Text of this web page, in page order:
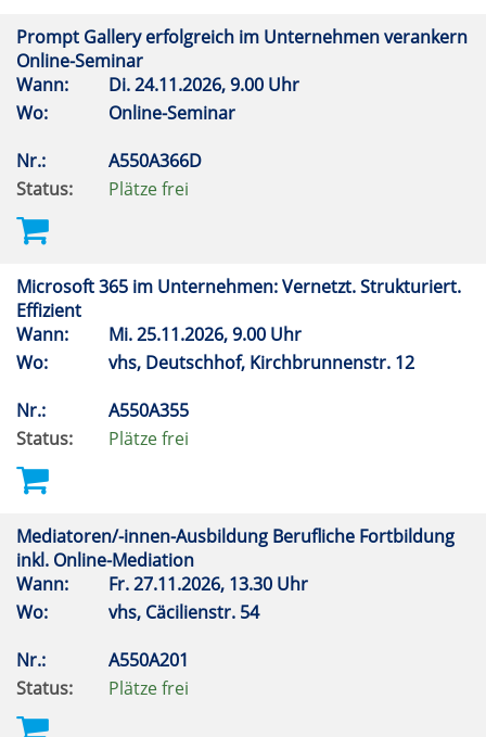
Prompt Gallery erfolgreich im Unternehmen verankern
Online-Seminar
Wann:
Di.24.11.2026, 9.00 Uhr
Wo:
Online-Seminar
Nr.:
A550A366D
Status:
Plätze frei
Microsoft 365 im Unternehmen: Vernetzt. Strukturiert.
Effizient
Wann:
Mi.25.11.2026, 9.00 Uhr
Wo:
vhs, Deutschhof, Kirchbrunnenstr. 12
Nr.:
A550A355
Status:
Plätze frei
Mediatoren/-innen-Ausbildung Berufliche Fortbildung
inkl. Online-Mediation
Wann:
Fr.27.11.2026, 13.30 Uhr
Wo:
vhs, Cäcilienstr. 54
Nr.:
A550A201
Status:
Plätze frei